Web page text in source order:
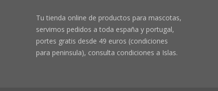
Tu tienda online de productos para mascotas,
servimos pedidos a toda españa y portugal,
portes gratis desde 49 euros (condiciones
para peninsula), consulta condiciones a Islas.